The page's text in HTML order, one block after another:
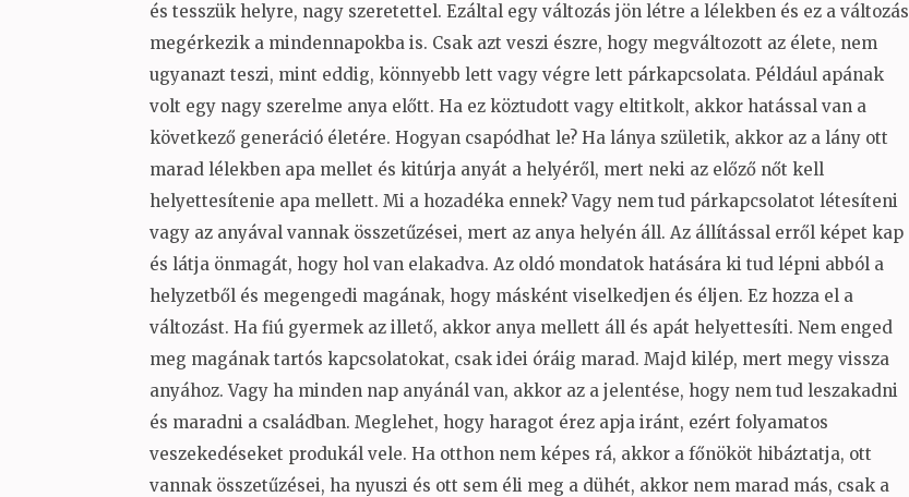
és tesszük helyre, nagy szeretettel. Ezáltal egy változás jön létre a lélekben és ez a változás
megérkezik a mindennapokba is. Csak azt veszi észre, hogy megváltozott az élete, nem
ugyanazt teszi, mint eddig, könnyebb lett vagy végre lett párkapcsolata. Például apának
volt egy nagy szerelme anya előtt. Ha ez köztudott vagy eltitkolt, akkor hatással van a
következő generáció életére. Hogyan csapódhat le? Ha lánya születik, akkor az a lány ott
marad lélekben apa mellet és kitúrja anyát a helyéről, mert neki az előző nőt kell
helyettesítenie apa mellett. Mi a hozadéka ennek? Vagy nem tud párkapcsolatot létesíteni
vagy az anyával vannak összetűzései, mert az anya helyén áll. Az állítással erről képet kap
és látja önmagát, hogy hol van elakadva. Az oldó mondatok hatására ki tud lépni abból a
helyzetből és megengedi magának, hogy másként viselkedjen és éljen. Ez hozza el a
változást. Ha fiú gyermek az illető, akkor anya mellett áll és apát helyettesíti. Nem enged
meg magának tartós kapcsolatokat, csak idei óráig marad. Majd kilép, mert megy vissza
anyához. Vagy ha minden nap anyánál van, akkor az a jelentése, hogy nem tud leszakadni
és maradni a családban. Meglehet, hogy haragot érez apja iránt, ezért folyamatos
veszekedéseket produkál vele. Ha otthon nem képes rá, akkor a főnököt hibáztatja, ott
vannak összetűzései, ha nyuszi és ott sem éli meg a dühét, akkor nem marad más, csak a